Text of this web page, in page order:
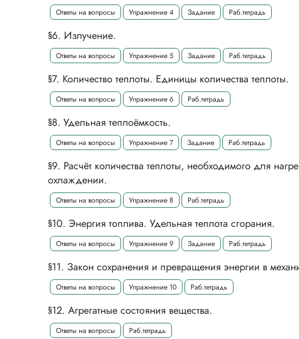
Ответы на вопросы Упражнение 4 Задание Раб.тетрадь
§6. Излучение.
Ответы на вопросы Упражнение 5 Задание Раб.тетрадь
§7. Количество теплоты. Единицы количества теплоты.
Ответы на вопросы Упражнение 6 Раб.тетрадь
§8. Удельная теплоёмкость.
Ответы на вопросы Упражнение 7 Задание Раб.тетрадь
§9. Расчёт количества теплоты, необходимого для
охлаждении.
Ответы на вопросы Упражнение 8 Раб.тетрадь
§10. Энергия топлива. Удельная теплота сгорания.
Ответы на вопросы Упражнение 9 Задание Раб.тетрадь
§11. Закон сохранения и превращения энергии в
Ответы на вопросы Упражнение 10 Раб.тетрадь
§12. Агрегатные состояния вещества.
Ответы на вопросы Раб.тетрадь